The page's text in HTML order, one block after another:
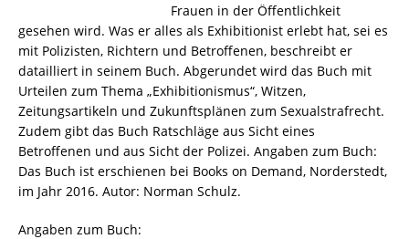
Frauen in der Öffentlichkeit
gesehen wird. Was er alles als Exhibitionist erlebt hat, sei es
mit Polizisten, Richtern und Betroffenen, beschreibt er
datailliert in seinem Buch. Abgerundet wird das Buch mit
Urteilen zum Thema „Exhibitionismus“, Witzen,
Zeitungsartikeln und Zukunftsplänen zum Sexualstrafrecht.
Zudem gibt das Buch Ratschläge aus Sicht eines
Betroffenen und aus Sicht der Polizei. Angaben zum Buch:
Das Buch ist erschienen bei Books on Demand, Norderstedt,
im Jahr 2016. Autor: Norman Schulz.
Angaben zum Buch: